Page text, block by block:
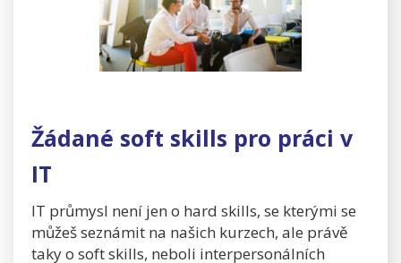
Žádané soft skills pro práci v
IT
IT průmysl není jen o hard skills, se kterými se
můžeš seznámit na našich kurzech, ale právě
taky o soft skills, neboli interpersonálních